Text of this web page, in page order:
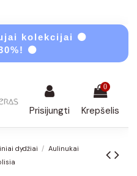
kolekcijai ⚫
⚫
Prisijungti
0
Krepšelis
dydžiai
Aulinukai